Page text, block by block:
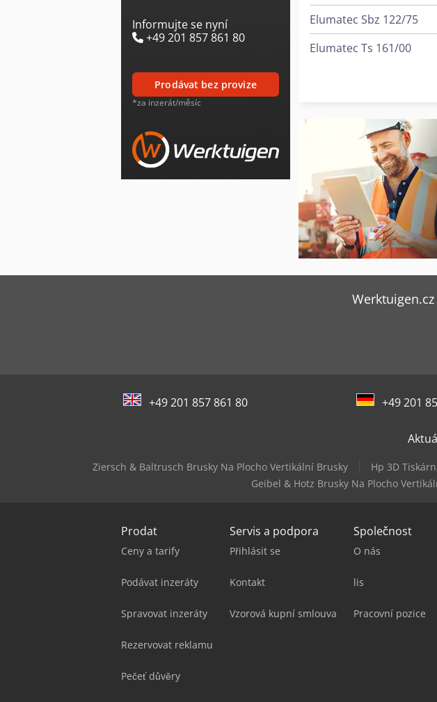
Informujte se nyní
+49 201 857 861 80
prodávat bez provize
*za inzerát/měsíc
Elumatec Sbz 122/75
Elumatec Ts 161/00
Haas St-25
Holzkraft Vps 2251 Vr Ed
+49 201 857 861 80 +49 201
Ziersch & Baltrusch Brusky Na Plocho Vertikální Brusky Hp 3D
Geibel & Hotz Brusky Na Plocho
Prodat
Ceny a tarify
Podávat inzeráty
Spravovat inzeráty
Rezervovat reklamu
Pečeť důvěry
Servis a podpora
Přihlásit se
Kontakt
Vzorová kupní smlouva
Společnost
O nás
lis
Pracovní pozice